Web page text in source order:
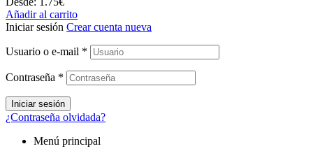
Añadir al carrito
Iniciar sesión Crear cuenta nueva
Usuario o e-mail *
Contraseña *
Iniciar sesión
¿Contraseña olvidada?
Menú principal